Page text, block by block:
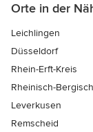
Orte in der
Leichlingen
Düsseldorf
Rhein-Erft-Kreis
Rheinisch-
Leverkusen
Remscheid